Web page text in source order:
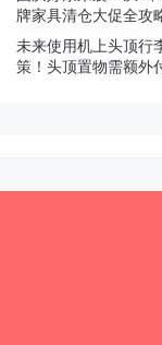
牌家具清仓大促全攻
未来使用机上头顶行
策！头顶置物需额外